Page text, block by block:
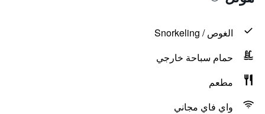
الغوص / Snorkeling
حمام سباحة خارجي
مطعم
واي فاي مجاني